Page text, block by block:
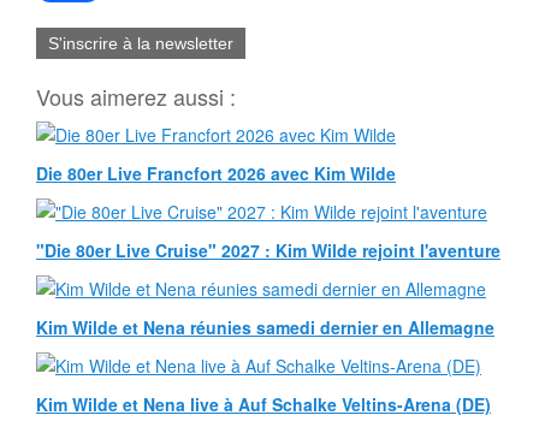
S'inscrire à la newsletter
Vous aimerez aussi :
Die 80er Live Francfort 2026 avec Kim Wilde
"Die 80er Live Cruise" 2027 : Kim Wilde rejoint l'aventure
Kim Wilde et Nena réunies samedi dernier en Allemagne
Kim Wilde et Nena live à Auf Schalke Veltins-Arena (DE)